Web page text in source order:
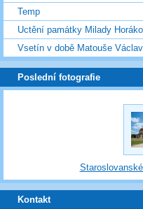
Temp
Uctění památky Milady
Vsetín v době Matouše
Poslední fotografie
Kontakt